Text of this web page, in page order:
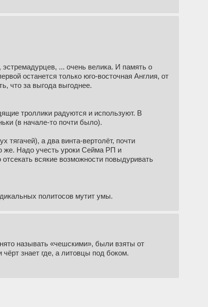
эстремадурцев, ... очень велика. И память о
останется только юго-восточная Англия, от
что за выгода выгоднее.
троллики радуются и используют. В
(в начале-то почти было).
тягачей), а два винта-вертолёт, почти
же. Надо учесть уроки Сейма РП и
всякие возможности повыдуривать
политосов мутит умы.
называть «чешскими», были взяты от
знает где, а литовцы под боком.